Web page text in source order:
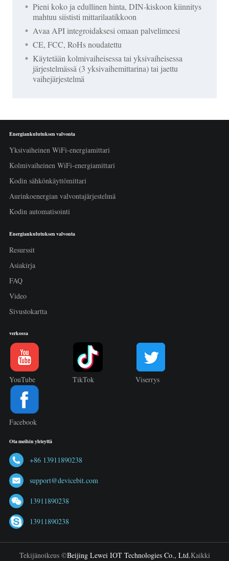
Pieni koko ja edullinen hinta, DIN-kiskoon kiinnitys
mahtuu siististi mittarilaatikkoon
Avaa API integroidaksesi omaan palvelimeesi
CE, FCC, RoHs noudatettu
Käytetään kolmivaiheisessa tai yksivaiheisessa
järjestelmässä (3 yksivaihemittarina) tai jaettu
vaihejärjestelmä
Energiankulutuksen valvonta
Yksivaiheinen WiFi-energiamittari
Kolmivaiheinen WiFi-energiamittari
Kodin sähkönkäyttömittari
Aurinkoenergian valvontajärjestelmä
Kodin automatisointi
Energiankulutuksen valvonta
Resurssit
Asiakirja
FAQ
Video
Sivustokartta
verkossa
YouTube TikTok Viserrys
Facebook
Ota meihin yhteyttä
+86 13911890238
support@devicebit.com
13911890238
13911890238
Tekijänoikeus ©Beijing Lewei IOT Technologies Co., Ltd.Kaikki